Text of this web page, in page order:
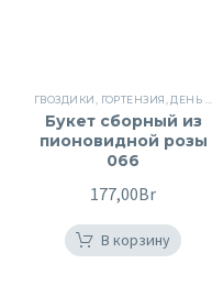
ГВОЗДИКИ ГОРТЕНЗИЯ ДЕНЬ РОЖДЕНИЯ
Букет сборный из
пионовидной розы
066
177,00Br
В корзину